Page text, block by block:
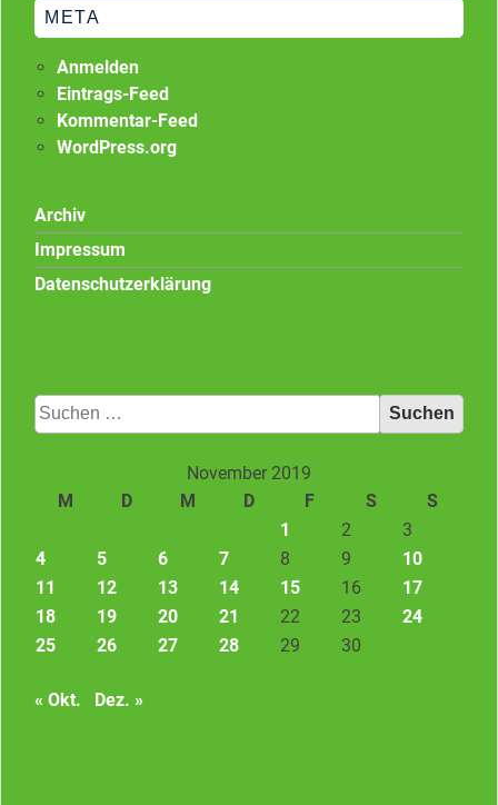
META
Anmelden
Eintrags-Feed
Kommentar-Feed
WordPress.org
Archiv
Impressum
Datenschutzerklärung
Suchen
nach:
November 2019
M
D M D F S
S
1
2
3
4
5 6 7 8 9
10
11
12 13 14 15 16
17
18
19 20 21 22 23
24
25
26 27 28 29 30
« Okt. Dez. »